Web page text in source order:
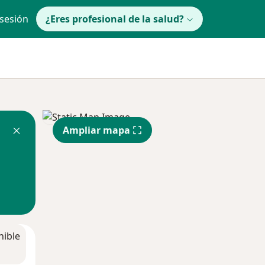
¿Eres profesional de la salud?
Ampliar mapa